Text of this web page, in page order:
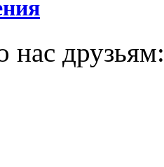
нас друзьям: